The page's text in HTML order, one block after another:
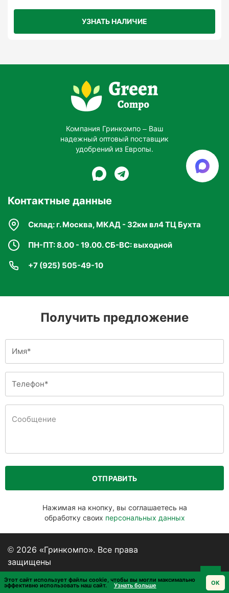
УЗНАТЬ НАЛИЧИЕ
Компания Гринкомпо – Ваш
надежный оптовый поставщик
удобрений из Европы.
Контактные данные
Склад: г. Москва, МКАД - 32км вл4 ТЦ Бухта
ПН-ПТ: 8.00 - 19.00. СБ-ВС: выходной
+7 (925) 505-49-10
Получить предложение
ОТПРАВИТЬ
Нажимая на кнопку, вы соглашаетесь на
обработку своих персональных данных
© 2026 «Гринкомпо». Все права
защищены
Пользовательское соглашение
Этот сайт использует файлы cookie, чтобы вы могли максимально
эффективно использовать наш сайт. Узнать больше OK